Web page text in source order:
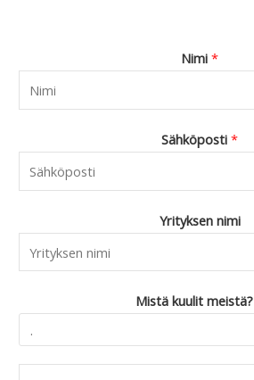
Nimi *
Sähköposti *
Yrityksen nimi
Mistä kuulit meistä?